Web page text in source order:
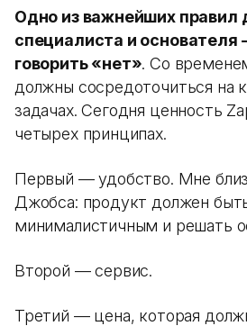
Одно из важнейших правил
специалиста и
говорить «нет». Со
должны сосредоточиться на
задачах. Сегодня ценность
четырех принципах.
Первый — удобство. Мне
Джобса: продукт должен
минималистичным и решать
Второй — сервис.
Третий — цена, которая